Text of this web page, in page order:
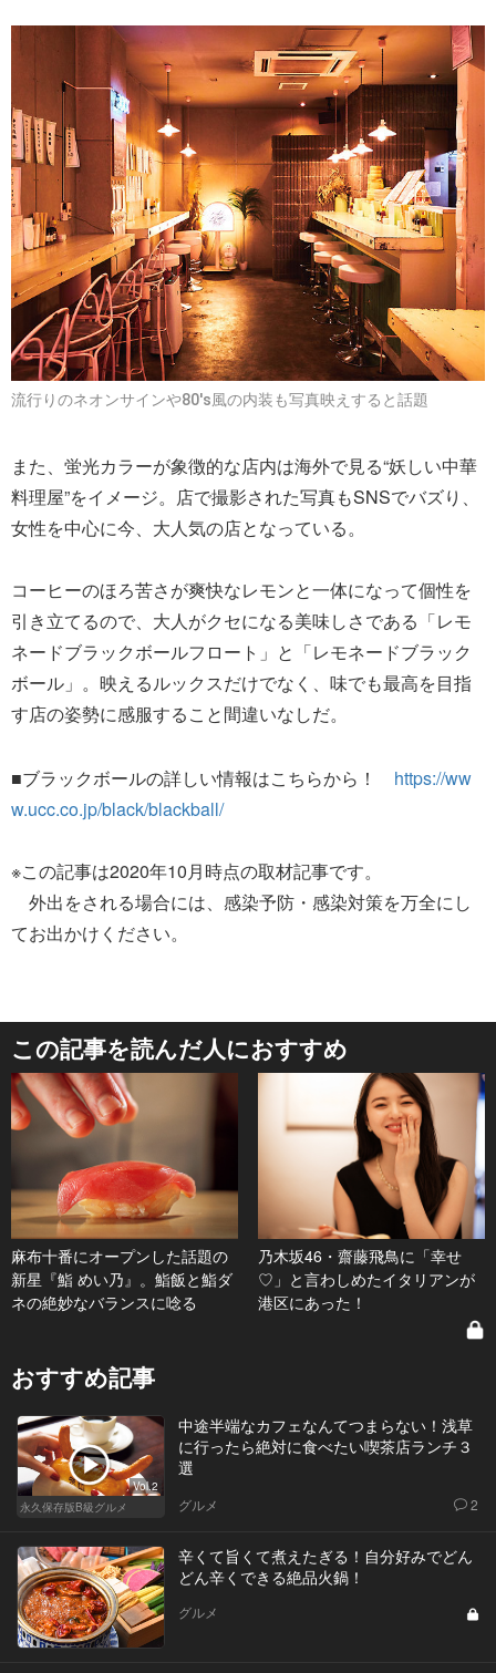
流行りのネオンサインや80's風の内装も写真映えすると話題
また、蛍光カラーが象徴的な店内は海外で見る“妖しい中華
料理屋”をイメージ。店で撮影された写真もSNSでバズり、
女性を中心に今、大人気の店となっている。
コーヒーのほろ苦さが爽快なレモンと一体になって個性を
引き立てるので、大人がクセになる美味しさである「レモ
ネードブラックボールフロート」と「レモネードブラック
ボール」。映えるルックスだけでなく、味でも最高を目指
す店の姿勢に感服すること間違いなしだ。
■ブラックボールの詳しい情報はこちらから！ https://ww
w.ucc.co.jp/black/blackball/
※この記事は2020年10月時点の取材記事です。
外出をされる場合には、感染予防・感染対策を万全にし
てお出かけください。
この記事を読んだ人におすすめ
麻布十番にオープンした話題の
新星『鮨 めい乃』。鮨飯と鮨ダ
ネの絶妙なバランスに唸る
乃木坂46・齋藤飛鳥に「幸せ
♡」と言わしめたイタリアンが
港区にあった！
おすすめ記事
Vol.2
永久保存版B級グルメ
中途半端なカフェなんてつまらない！浅草
に行ったら絶対に食べたい喫茶店ランチ３
選
グルメ 2
辛くて旨くて煮えたぎる！自分好みでどん
どん辛くできる絶品火鍋！
グルメ